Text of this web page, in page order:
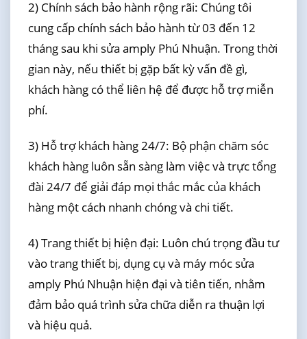
2) Chính sách bảo hành rộng rãi: Chúng tôi
cung cấp chính sách bảo hành từ 03 đến 12
tháng sau khi sửa amply Phú Nhuận. Trong thời
gian này, nếu thiết bị gặp bất kỳ vấn đề gì,
khách hàng có thể liên hệ để được hỗ trợ miễn
phí.
3) Hỗ trợ khách hàng 24/7: Bộ phận chăm sóc
khách hàng luôn sẵn sàng làm việc và trực tổng
đài 24/7 để giải đáp mọi thắc mắc của khách
hàng một cách nhanh chóng và chi tiết.
4) Trang thiết bị hiện đại: Luôn chú trọng đầu tư
vào trang thiết bị, dụng cụ và máy móc sửa
amply Phú Nhuận hiện đại và tiên tiến, nhằm
đảm bảo quá trình sửa chữa diễn ra thuận lợi
và hiệu quả.